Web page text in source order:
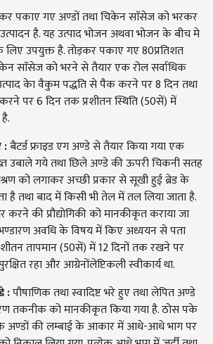
पकाए गए अण्डों तथा चिकेन साॅसेज को भरकर
है. यह उत्पाद भोजन अथवा भोजन के बीच मे
उपयुक्त है. तोड़कर पकाए गए 80प्रतिशत
साॅसेज को भरने से तैयार एक रोल सर्वाधिक
केा वैकुम पद्धति से पैक करने पर 8 दिन तथा
पर 6 दिन तक प्रशीतन स्थिति (50सें) में
:बैटर्ड फ्राइड एग अण्डे से तैयार किया गया एक
उबाले गये तथा छिले अण्डे की ऊपरी चिकनी सतह
को लगाकर अच्छी प्रकार से सूखी हुई ब्रेड के
है तथा बाद में किसी भी तेल में तल लिया जाता है.
करने की प्रौद्योगिकी को मानकीकृत कराया जा
अवधि के विषय में किए अध्ययन से पता
तापमान (50सें) में 12 दिनों तक रखने पर
रहा और आग्रेनोंलेप्टिकली स्वीकार्य था.
:पौषाणिक तथा स्वादिष्ट भरे हुए तथा लेपित अण्डे
तकनीक को मानकीकृत किया गया है. ठोस पके
के अण्डों की लम्बाई के आकार में आधे-आधे भाग पर